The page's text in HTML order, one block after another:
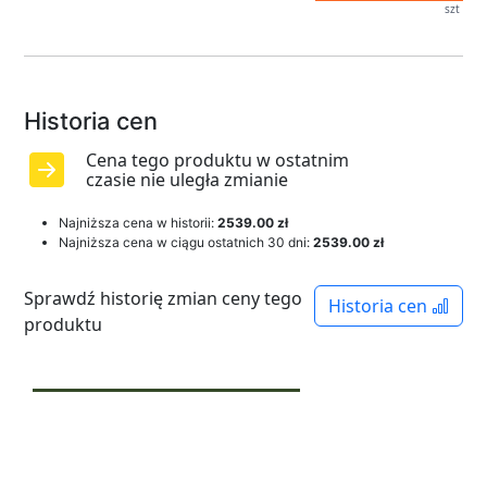
szt
Historia cen
Cena tego produktu w ostatnim
czasie nie uległa zmianie
Najniższa cena w historii: 2539.00 zł
Najniższa cena w ciągu ostatnich 30 dni: 2539.00 zł
Historia cen
Sprawdź historię zmian ceny tego
produktu